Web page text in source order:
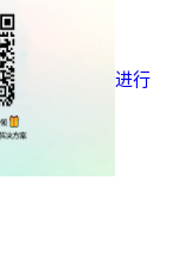
进行